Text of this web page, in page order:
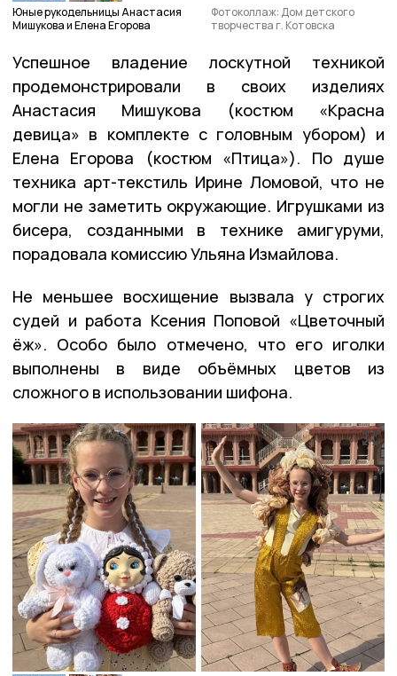
Юные рукодельницы Анастасия
Мишукова и Елена Егорова
Фотоколлаж: Дом детского
творчества г. Котовска
Успешное владение лоскутной техникой
продемонстрировали в своих изделиях
Анастасия Мишукова (костюм «Красна
девица» в комплекте с головным убором) и
Елена Егорова (костюм «Птица»). По душе
техника арт-текстиль Ирине Ломовой, что не
могли не заметить окружающие. Игрушками из
бисера, созданными в технике амигуруми,
порадовала комиссию Ульяна Измайлова.
Не меньшее восхищение вызвала у строгих
судей и работа Ксения Поповой «Цветочный
ёж». Особо было отмечено, что его иголки
выполнены в виде объёмных цветов из
сложного в использовании шифона.